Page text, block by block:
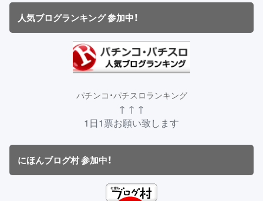
人気ブログランキング 参加中！
パチンコ・パチスロランキング
↑ ↑ ↑
1日1票お願い致します
にほんブログ村 参加中！